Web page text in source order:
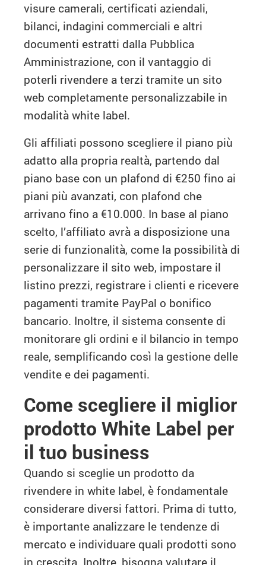
visure camerali, certificati aziendali,
bilanci, indagini commerciali e altri
documenti estratti dalla Pubblica
Amministrazione, con il vantaggio di
poterli rivendere a terzi tramite un sito
web completamente personalizzabile in
modalità white label.
Gli affiliati possono scegliere il piano più
adatto alla propria realtà, partendo dal
piano base con un plafond di €250 fino ai
piani più avanzati, con plafond che
arrivano fino a €10.000. In base al piano
scelto, l’affiliato avrà a disposizione una
serie di funzionalità, come la possibilità di
personalizzare il sito web, impostare il
listino prezzi, registrare i clienti e ricevere
pagamenti tramite PayPal o bonifico
bancario. Inoltre, il sistema consente di
monitorare gli ordini e il bilancio in tempo
reale, semplificando così la gestione delle
vendite e dei pagamenti.
Come scegliere il miglior
prodotto White Label per
il tuo business
Quando si sceglie un prodotto da
rivendere in white label, è fondamentale
considerare diversi fattori. Prima di tutto,
è importante analizzare le tendenze di
mercato e individuare quali prodotti sono
in crescita. Inoltre, bisogna valutare il